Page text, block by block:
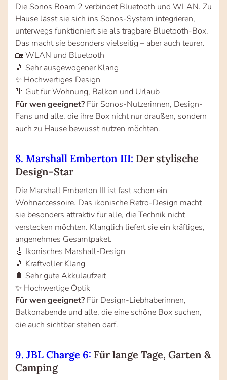
Die Sonos Roam 2 verbindet Bluetooth und WLAN. Zu
Hause lässt sie sich ins Sonos-System integrieren,
unterwegs funktioniert sie als tragbare Bluetooth-Box.
Das macht sie besonders vielseitig – aber auch teurer.
🏡 WLAN und Bluetooth
🎵 Sehr ausgewogener Klang
✨ Hochwertiges Design
🌴 Gut für Wohnung, Balkon und Urlaub
Für wen geeignet? Für Sonos-Nutzerinnen, Design-
Fans und alle, die ihre Box nicht nur draußen, sondern
auch zu Hause bewusst nutzen möchten.
8. Marshall Emberton III: Der stylische
Design-Star
Die Marshall Emberton III ist fast schon ein
Wohnaccessoire. Das ikonische Retro-Design macht
sie besonders attraktiv für alle, die Technik nicht
verstecken möchten. Klanglich liefert sie ein kräftiges,
angenehmes Gesamtpaket.
🎸 Ikonisches Marshall-Design
🎵 Kraftvoller Klang
🔋 Sehr gute Akkulaufzeit
✨ Hochwertige Optik
Für wen geeignet? Für Design-Liebhaberinnen,
Balkonabende und alle, die eine schöne Box suchen,
die auch sichtbar stehen darf.
9. JBL Charge 6: Für lange Tage, Garten &
Camping